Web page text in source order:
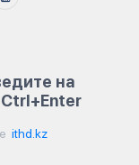
на
ithd.kz